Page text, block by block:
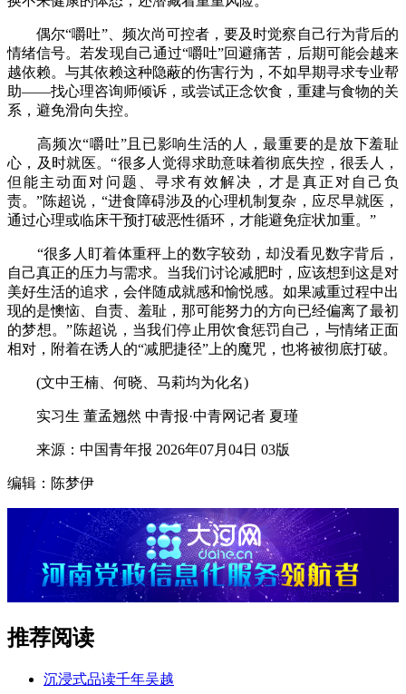
偶尔“嚼吐”、频次尚可控者，要及时觉察自己行为背后的
情绪信号。若发现自己通过“嚼吐”回避痛苦，后期可能会越来
越依赖。与其依赖这种隐蔽的伤害行为，不如早期寻求专业帮
助——找心理咨询师倾诉，或尝试正念饮食，重建与食物的关
系，避免滑向失控。
高频次“嚼吐”且已影响生活的人，最重要的是放下羞耻
心，及时就医。“很多人觉得求助意味着彻底失控，很丢人，
但能主动面对问题、寻求有效解决，才是真正对自己负
责。”陈超说，“进食障碍涉及的心理机制复杂，应尽早就医，
通过心理或临床干预打破恶性循环，才能避免症状加重。”
“很多人盯着体重秤上的数字较劲，却没看见数字背后，
自己真正的压力与需求。当我们讨论减肥时，应该想到这是对
美好生活的追求，会伴随成就感和愉悦感。如果减重过程中出
现的是懊恼、自责、羞耻，那可能努力的方向已经偏离了最初
的梦想。”陈超说，当我们停止用饮食惩罚自己，与情绪正面
相对，附着在诱人的“减肥捷径”上的魔咒，也将被彻底打破。
(文中王楠、何晓、马莉均为化名)
实习生 董孟翘然 中青报·中青网记者 夏瑾
来源：中国青年报 2026年07月04日 03版
编辑：陈梦伊
推荐阅读
沉浸式品读千年吴越